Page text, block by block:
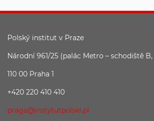
Polský institut v Praze
Národní 961/25 (palác Metro – schodiště B,
110 00 Praha 1
+420 220 410 410
praga@instytutpolski.pl